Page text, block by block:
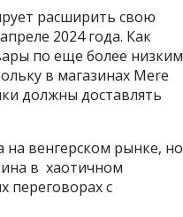
расширить свою
2024 года. Как
по еще более низким
в магазинах Mere
должны доставлять
на венгерском рынке, но
в хаотичном
переговорах с